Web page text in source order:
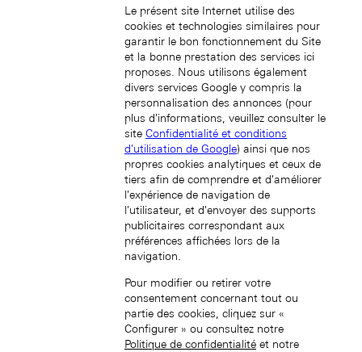
中國香港特別行政區 (ZH-HANT)
Japan (EN)
Le présent site Internet utilise des
cookies et technologies similaires pour
garantir le bon fonctionnement du Site
et la bonne prestation des services ici
proposes. Nous utilisons également
divers services Google y compris la
personnalisation des annonces (pour
plus d'informations, veuillez consulter le
site Confidentialité et conditions
d'utilisation de Google) ainsi que nos
propres cookies analytiques et ceux de
tiers afin de comprendre et d'améliorer
l'expérience de navigation de
l'utilisateur, et d'envoyer des supports
publicitaires correspondant aux
préférences affichées lors de la
navigation.
Pour modifier ou retirer votre
consentement concernant tout ou
partie des cookies, cliquez sur «
Configurer » ou consultez notre
Politique de confidentialité et notre